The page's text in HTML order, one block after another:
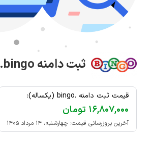
ثبت دامنه.bingo
قیمت ثبت دامنه .bingo (یکساله):
۱۶,۸۰۷,۰۰۰ تومان
آخرین بروزرسانی قیمت: چهارشنبه، ۱۴ مرداد ۱۴۰۵